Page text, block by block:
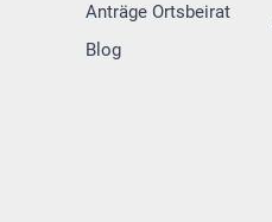
Anträge Ortsbeirat
Blog